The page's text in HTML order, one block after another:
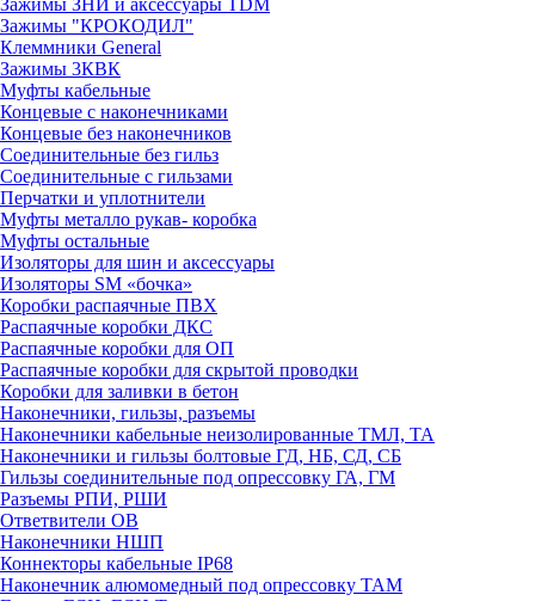
Зажимы ЗНИ и аксессуары TDM
Зажимы "КРОКОДИЛ"
Клеммники General
Зажимы 3КВК
Муфты кабельные
Концевые с наконечниками
Концевые без наконечников
Соединительные без гильз
Соединительные с гильзами
Перчатки и уплотнители
Муфты металло рукав- коробка
Муфты остальные
Изоляторы для шин и аксессуары
Изоляторы SM «бочка»
Коробки распаячные ПВХ
Распаячные коробки ДКС
Распаячные коробки для ОП
Распаячные коробки для скрытой проводки
Коробки для заливки в бетон
Наконечники, гильзы, разъемы
Наконечники кабельные неизолированные ТМЛ, ТА
Наконечники и гильзы болтовые ГД, НБ, СД, СБ
Гильзы соединительные под опрессовку ГА, ГМ
Разъемы РПИ, РШИ
Ответвители ОВ
Наконечники НШП
Коннекторы кабельные IP68
Наконечник алюмомедный под опрессовку ТАМ